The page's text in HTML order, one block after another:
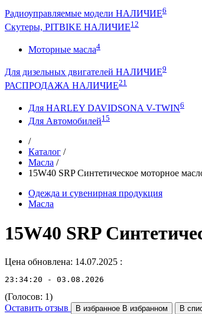
Радиоуправляемые модели НАЛИЧИЕ6
Скутеры, PITBIKE НАЛИЧИЕ12
Моторные масла4
Для дизельных двигателей НАЛИЧИЕ9
РАСПРОДАЖА НАЛИЧИЕ21
Для HARLEY DAVIDSONA V-TWIN6
Для Автомобилей15
/
Каталог /
Масла /
15W40 SRP Синтетическое моторное
Одежда и сувенирная продукция
Масла
15W40 SRP
Цена обновлена: 14.07.2025 :
23:34:20 - 03.08.2026
(Голосов: 1)
Оставить отзыв
В избранное В избранном В